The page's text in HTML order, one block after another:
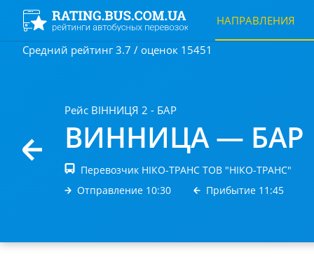
НАПРАВЛЕНИЯ
Средний рейтинг 3.7 / оценок 15451
Рейс ВІННИЦЯ 2 - БАР
ВИННИЦА — БАР
Перевозчик НІКО-ТРАНС ТОВ "НІКО-ТРАНС"
Отправление 10:30
Прибытие 11:45